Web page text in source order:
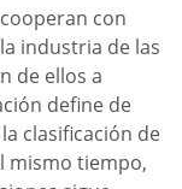
con
industria de las
de ellos a
define de
clasificación de
mismo tiempo,